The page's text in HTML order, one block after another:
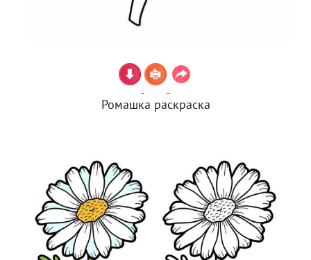
Ромашка раскраска